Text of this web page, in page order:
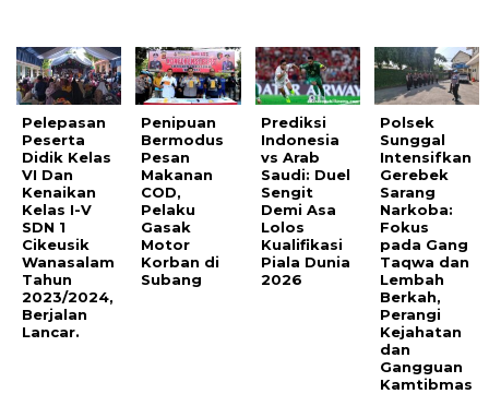
Pelepasan
Peserta
Didik Kelas
VI Dan
Kenaikan
Kelas I-V
SDN 1
Cikeusik
Wanasalam
Tahun
2023/2024,
Berjalan
Lancar.
Penipuan
Bermodus
Pesan
Makanan
COD,
Pelaku
Gasak
Motor
Korban di
Subang
Prediksi
Indonesia
vs Arab
Saudi: Duel
Sengit
Demi Asa
Lolos
Kualifikasi
Piala Dunia
2026
Polsek
Sunggal
Intensifkan
Gerebek
Sarang
Narkoba:
Fokus
pada Gang
Taqwa dan
Lembah
Berkah,
Perangi
Kejahatan
dan
Gangguan
Kamtibmas